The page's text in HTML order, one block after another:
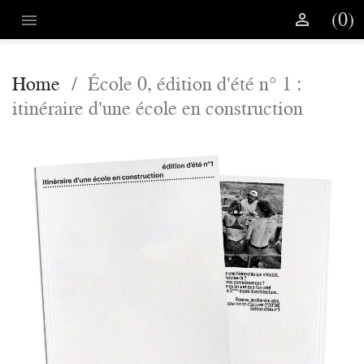
 (0)

Home
École 0, édition d'été n° 1 :
itinéraire d'une école en construction